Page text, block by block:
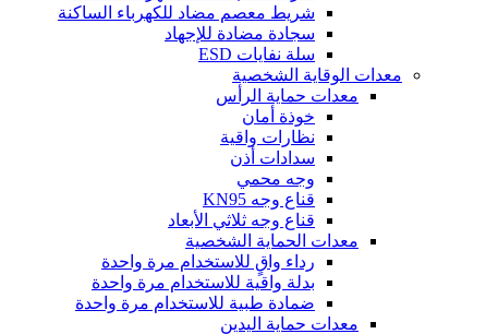
شريط معصم مضاد للكهرباء الساكنة
سجادة مضادة للإجهاد
سلة نفايات ESD
معدات الوقاية الشخصية
معدات حماية الرأس
خوذة أمان
نظارات واقية
سدادات أذن
وجه محمي
قناع وجه KN95
قناع وجه ثلاثي الأبعاد
معدات الحماية الشخصية
رداء واقٍ للاستخدام مرة واحدة
بدلة واقية للاستخدام مرة واحدة
ضمادة طبية للاستخدام مرة واحدة
معدات حماية اليدين